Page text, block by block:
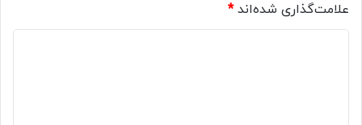
علامت‌گذاری شده‌اند*